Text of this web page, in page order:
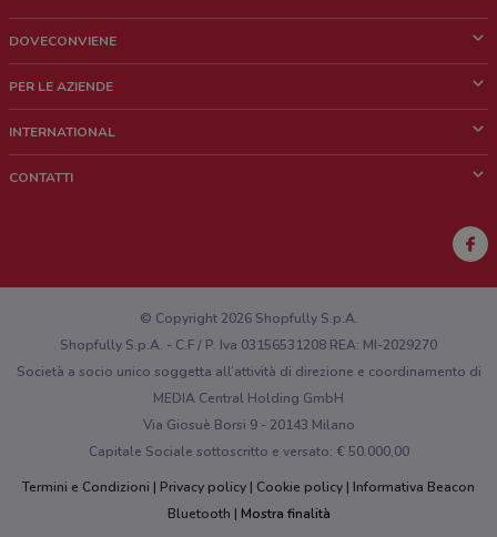
DOVECONVIENE
Chi siamo
Lavora con noi
PER LE AZIENDE
Richieste commerciali e marketing
INTERNATIONAL
CONTATTI
Hai un malfunzionamento sul web o sull'app?
© Copyright 2026 Shopfully S.p.A.
Shopfully S.p.A. - C.F / P. Iva 03156531208 REA: MI-2029270
Società a socio unico soggetta all’attività di direzione e coordinamento di
MEDIA Central Holding GmbH
Via Giosuè Borsi 9 - 20143 Milano
Capitale Sociale sottoscritto e versato: € 50.000,00
Termini e Condizioni
Privacy policy Cookie policy
Informativa Beacon
Bluetooth
Mostra finalità